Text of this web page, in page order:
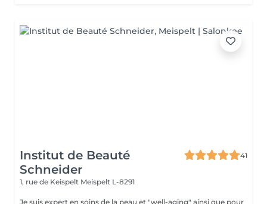
Institut de Beauté
Schneider
41
1, rue de Keispelt Meispelt L-8291
Je suis expert en soins de la peau et "well-aging" ainsi que pour